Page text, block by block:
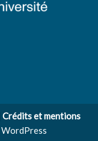
Crédits et mentions
WordPress